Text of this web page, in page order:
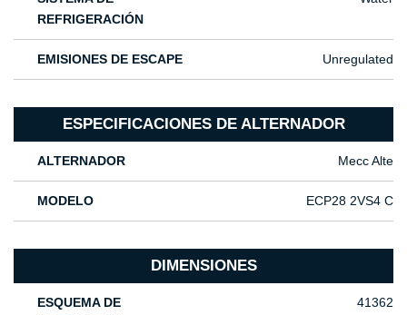
REFRIGERACIÓN
EMISIONES DE ESCAPE Unregulated
ESPECIFICACIONES DE ALTERNADOR
ALTERNADOR Mecc Alte
MODELO ECP28 2VS4 C
DIMENSIONES
ESQUEMA DE
41362